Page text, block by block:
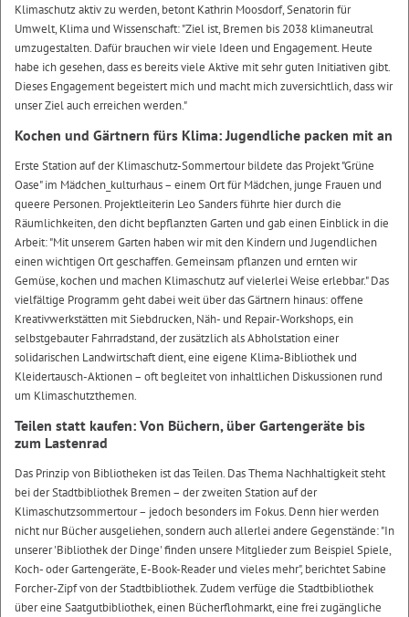
Klimaschutz aktiv zu werden, betont Kathrin Moosdorf, Senatorin für
Umwelt, Klima und Wissenschaft: "Ziel ist, Bremen bis 2038 klimaneutral
umzugestalten. Dafür brauchen wir viele Ideen und Engagement. Heute
habe ich gesehen, dass es bereits viele Aktive mit sehr guten Initiativen gibt.
Dieses Engagement begeistert mich und macht mich zuversichtlich, dass wir
unser Ziel auch erreichen werden."
Kochen und Gärtnern fürs Klima: Jugendliche packen mit an
Erste Station auf der Klimaschutz-Sommertour bildete das Projekt "Grüne
Oase" im Mädchen_kulturhaus – einem Ort für Mädchen, junge Frauen und
queere Personen. Projektleiterin Leo Sanders führte hier durch die
Räumlichkeiten, den dicht bepflanzten Garten und gab einen Einblick in die
Arbeit: "Mit unserem Garten haben wir mit den Kindern und Jugendlichen
einen wichtigen Ort geschaffen. Gemeinsam pflanzen und ernten wir
Gemüse, kochen und machen Klimaschutz auf vielerlei Weise erlebbar." Das
vielfältige Programm geht dabei weit über das Gärtnern hinaus: offene
Kreativwerkstätten mit Siebdrucken, Näh- und Repair-Workshops, ein
selbstgebauter Fahrradstand, der zusätzlich als Abholstation einer
solidarischen Landwirtschaft dient, eine eigene Klima-Bibliothek und
Kleidertausch-Aktionen – oft begleitet von inhaltlichen Diskussionen rund
um Klimaschutzthemen.
Teilen statt kaufen: Von Büchern, über Gartengeräte bis
zum Lastenrad
Das Prinzip von Bibliotheken ist das Teilen. Das Thema Nachhaltigkeit steht
bei der Stadtbibliothek Bremen – der zweiten Station auf der
Klimaschutzsommertour – jedoch besonders im Fokus. Denn hier werden
nicht nur Bücher ausgeliehen, sondern auch allerlei andere Gegenstände: "In
unserer 'Bibliothek der Dinge' finden unsere Mitglieder zum Beispiel Spiele,
Koch- oder Gartengeräte, E-Book-Reader und vieles mehr", berichtet Sabine
Forcher-Zipf von der Stadtbibliothek. Zudem verfüge die Stadtbibliothek
über eine Saatgutbibliothek, einen Bücherflohmarkt, eine frei zugängliche